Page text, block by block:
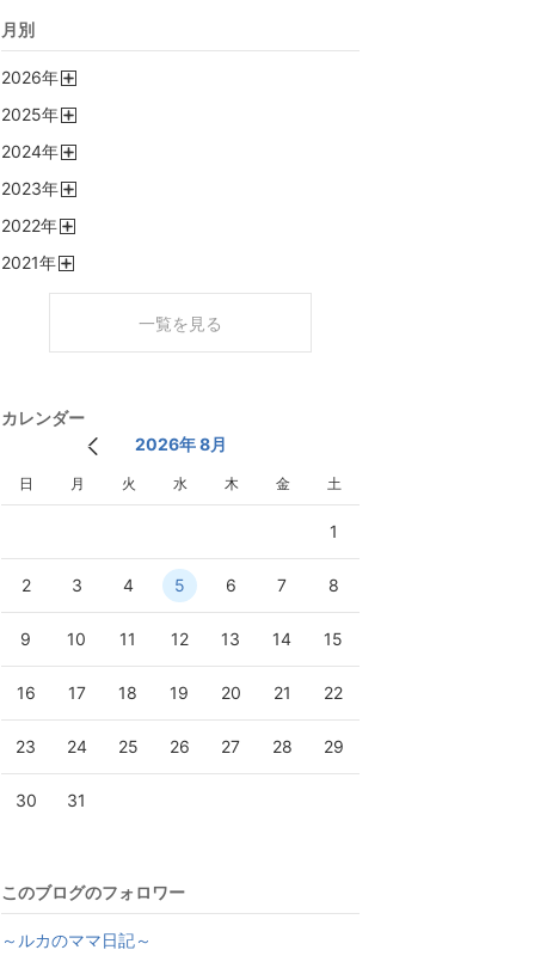
月別
2026年
2025年
2024年
2023年
2022年
2021年
一覧を見る
カレンダー
2026年 8月
日 月 火 水 木 金 土
1
2 3 4 5 6 7 8
9 10 11 12 13 14 15
16 17 18 19 20 21 22
23 24 25 26 27 28 29
30 31
このブログのフォロワー
～ルカのママ日記～